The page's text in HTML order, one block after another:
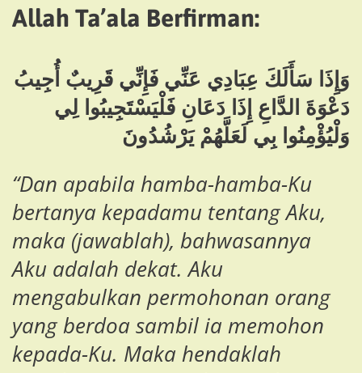
Allah Ta’ala Berfirman:
وَإِذَا سَأَلَكَ عِبَادِي عَنِّي فَإِنِّي قَرِيبٌ أُجِيبُ
دَعْوَةَ الدَّاعِ إِذَا دَعَانِ فَلْيَسْتَجِيبُوا لِي
وَلْيُؤْمِنُوا بِي لَعَلَّهُمْ يَرْشُدُونَ
“Dan apabila hamba-hamba-Ku
bertanya kepadamu tentang Aku,
maka (jawablah), bahwasannya
Aku adalah dekat. Aku
mengabulkan permohonan orang
yang berdoa sambil ia memohon
kepada-Ku. Maka hendaklah